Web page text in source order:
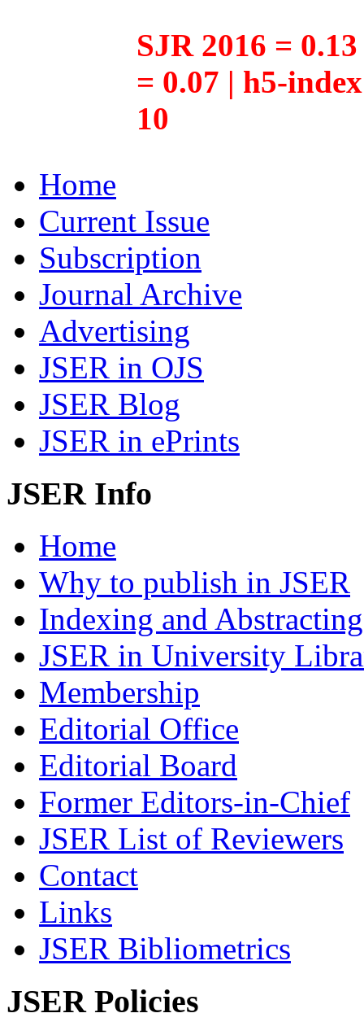
SJR 2016 =
= 0.07 | h5-
10
Home
Current Issue
Subscription
Journal Archive
Advertising
JSER in OJS
JSER Blog
JSER in ePrints
JSER Info
Home
Why to publish in JSER
Indexing and Abstracting
JSER in University
Membership
Editorial Office
Editorial Board
Former Editors-in-Chief
JSER List of Reviewers
Contact
Links
JSER Bibliometrics
JSER Policies